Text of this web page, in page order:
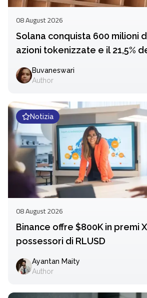
08 August 2026
Solana conquista 600 milioni
azioni tokenizzate e il 21,5%
Buvaneswari
Author
Notizia
08 August 2026
Binance offre $800K in premi
possessori di RLUSD
Ayantan Maity
Author